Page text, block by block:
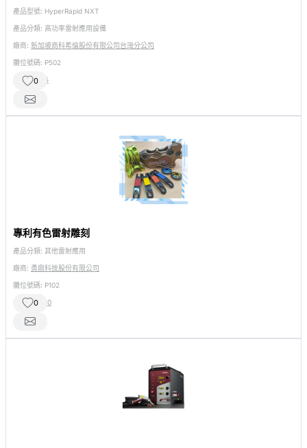
產品型號: HyperRapid NXT
產品分類: 高功率雷射應用設備
廠商: 新加坡商科希倫股份有限公司台灣分公司
攤位號碼: P502
相關產品: 5
0
專利有色雷射雕刻
產品分類: 其他雷射應用
廠商: 勇鼎科技股份有限公司
攤位號碼: P102
相關產品: 10
0